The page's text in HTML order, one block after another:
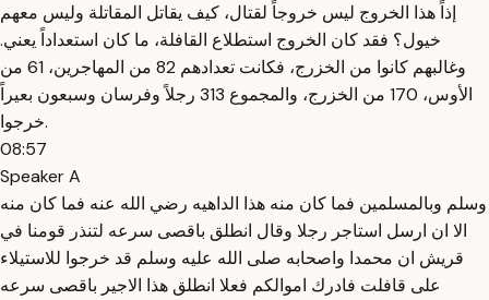
إذاً هذا الخروج ليس خروجاً لقتال، كيف يقاتل المقاتلة وليس معهم
خيول؟ فقد كان الخروج استطلاع القافلة، ما كان استعداداً يعني.
وغالبهم كانوا من الخزرج، فكانت تعدادهم 82 من المهاجرين، 61 من
الأوس، 170 من الخزرج، والمجموع 313 رجلاً وفرسان وسبعون بعيراً
خرجوا.
08:57
Speaker A
وسلم وبالمسلمين فما كان منه هذا الداهيه رضي الله عنه فما كان منه
الا ان ارسل استاجر رجلا وقال انطلق باقصى سرعه لتنذر قومنا في
قريش ان محمدا واصحابه صلى الله عليه وسلم قد خرجوا للاستيلاء
على قافلت فادرك اموالكم فعلا انطلق هذا الاجير باقصى سرعه